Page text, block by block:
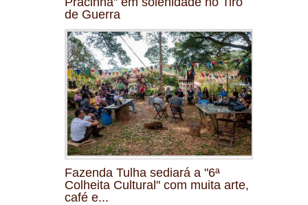
de Guerra
Fazenda Tulha sediará a "6ª
Colheita Cultural" com muita arte,
café e...